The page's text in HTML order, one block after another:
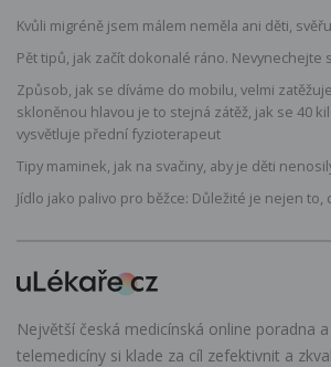
Kvůli migréně jsem málem neměla ani děti,
Pět tipů, jak začít dokonalé ráno. Nevynechejte
Způsob, jak se díváme do mobilu, velmi
skloněnou hlavou je to stejná zátěž, jak se 40
vysvětluje přední fyzioterapeut
Tipy maminek, jak na svačiny, aby je děti
Jídlo jako palivo pro běžce: Důležité je nejen to,
Největší česká medicínská online poradna
telemedicíny si klade za cíl zefektivnit a